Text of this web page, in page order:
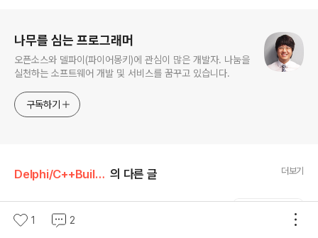
나무를 심는 프로그래머
오픈소스와 델파이(파이어몽키)에 관심이 많은 개발자. 나눔을
실천하는 소프트웨어 개발 및 서비스를 꿈꾸고 있습니다.
구독하기
Delphi/C++Builder 의 다른 글 더보기
기(엔드포인트 구현, RAD 서버 이용)
1 2